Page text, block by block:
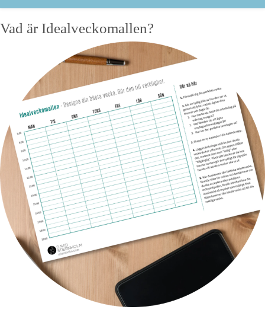
Vad är Idealveckomallen?